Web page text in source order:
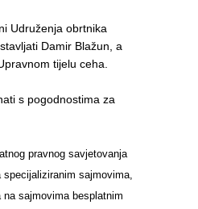
Udruženja obrtnika
Damir Blažun, a
tijelu ceha.
s pogodnostima za
pravnog savjetovanja
sajmovima,
sajmovima besplatnim